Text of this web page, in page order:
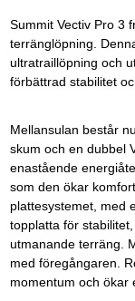
Summit Vectiv Pro 3
terränglöpning.
ultratraillöpning och
förbättrad stabilitet
Mellansulan består
skum och en dubbel
enastående
som den ökar
plattesystemet, med
topplatta för
utmanande terräng.
med föregångaren.
momentum och ökar